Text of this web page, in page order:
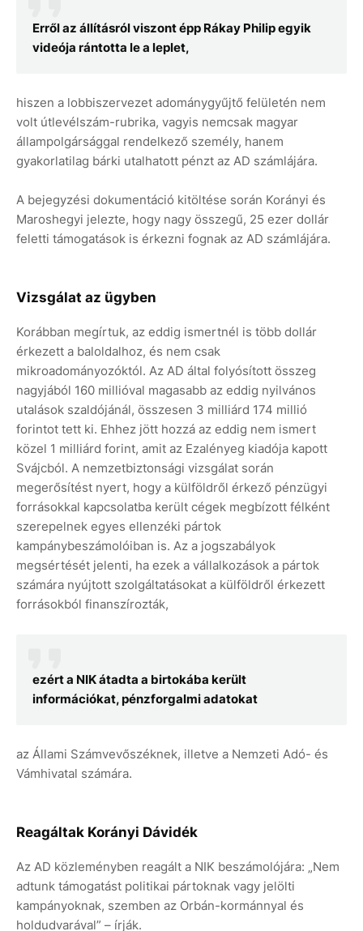
Erről az állításról viszont épp Rákay Philip egyik
videója rántotta le a leplet,
hiszen a lobbiszervezet adománygyűjtő felületén nem
volt útlevélszám-rubrika, vagyis nemcsak magyar
állampolgársággal rendelkező személy, hanem
gyakorlatilag bárki utalhatott pénzt az AD számlájára.
A bejegyzési dokumentáció kitöltése során Korányi és
Maroshegyi jelezte, hogy nagy összegű, 25 ezer dollár
feletti támogatások is érkezni fognak az AD számlájára.
Vizsgálat az ügyben
Korábban megírtuk, az eddig ismertnél is több dollár
érkezett a baloldalhoz, és nem csak
mikroadományozóktól. Az AD által folyósított összeg
nagyjából 160 millióval magasabb az eddig nyilvános
utalások szaldójánál, összesen 3 milliárd 174 millió
forintot tett ki. Ehhez jött hozzá az eddig nem ismert
közel 1 milliárd forint, amit az Ezalényeg kiadója kapott
Svájcból. A nemzetbiztonsági vizsgálat során
megerősítést nyert, hogy a külföldről érkező pénzügyi
forrásokkal kapcsolatba került cégek megbízott félként
szerepelnek egyes ellenzéki pártok
kampánybeszámolóiban is. Az a jogszabályok
megsértését jelenti, ha ezek a vállalkozások a pártok
számára nyújtott szolgáltatásokat a külföldről érkezett
forrásokból finanszírozták,
ezért a NIK átadta a birtokába került
információkat, pénzforgalmi adatokat
az Állami Számvevőszéknek, illetve a Nemzeti Adó- és
Vámhivatal számára.
Reagáltak Korányi Dávidék
Az AD közleményben reagált a NIK beszámolójára: „Nem
adtunk támogatást politikai pártoknak vagy jelölti
kampányoknak, szemben az Orbán-kormánnyal és
holdudvarával” – írják.